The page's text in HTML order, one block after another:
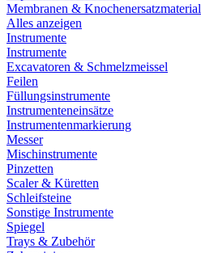
Membranen & Knochenersatzmaterial
Alles anzeigen
Instrumente
Instrumente
Excavatoren & Schmelzmeissel
Feilen
Füllungsinstrumente
Instrumenteneinsätze
Instrumentenmarkierung
Messer
Mischinstrumente
Pinzetten
Scaler & Küretten
Schleifsteine
Sonstige Instrumente
Spiegel
Trays & Zubehör